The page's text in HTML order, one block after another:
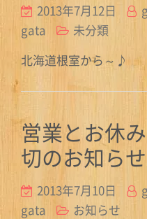
2013年7月12日
gata
未分類
北海道根室から～♪
営業とお休
切のお知ら
2013年7月10日
gata
お知らせ